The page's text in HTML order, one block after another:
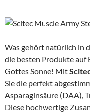
Was gehört natürlich in
die besten Produkte auf
Gottes Sonne! Mit
Sie die perfekt
Asparaginsäure (DAA),
Diese hochwertige